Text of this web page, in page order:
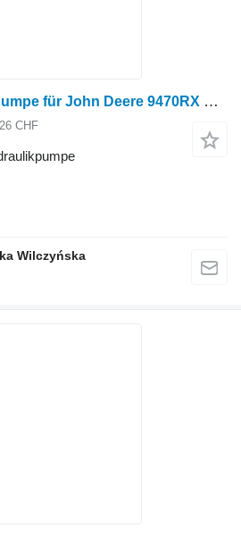
RE579067 Hydraulikpumpe für John Deere 9470RX Raupentraktor
CHF
Wilczyńska